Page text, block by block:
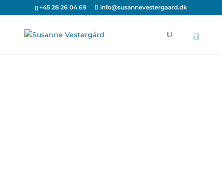
+45 28 26 04 69 info@susannevestergaard.dk